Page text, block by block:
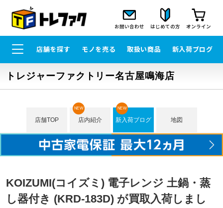
お問い合わせ はじめての方 オンライン
店舗を探す モノを売る 取扱い商品 新入荷ブログ
トレジャーファクトリー名古屋鳴海店
店舗TOP 店内紹介
NEW
新入荷ブログ
NEW
地図
KOIZUMI(コイズミ) 電子レンジ 土鍋・蒸
し器付き (KRD-183D) が買取入荷しまし